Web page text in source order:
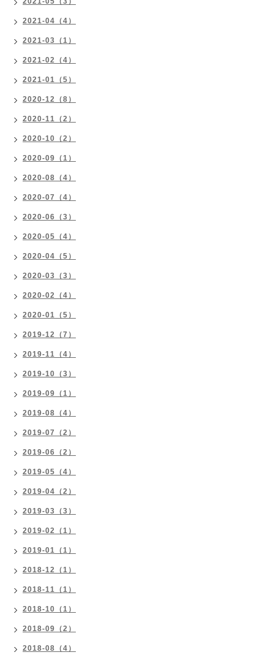
2021-04（4）
2021-03（1）
2021-02（4）
2021-01（5）
2020-12（8）
2020-11（2）
2020-10（2）
2020-09（1）
2020-08（4）
2020-07（4）
2020-06（3）
2020-05（4）
2020-04（5）
2020-03（3）
2020-02（4）
2020-01（5）
2019-12（7）
2019-11（4）
2019-10（3）
2019-09（1）
2019-08（4）
2019-07（2）
2019-06（2）
2019-05（4）
2019-04（2）
2019-03（3）
2019-02（1）
2019-01（1）
2018-12（1）
2018-11（1）
2018-10（1）
2018-09（2）
2018-08（4）